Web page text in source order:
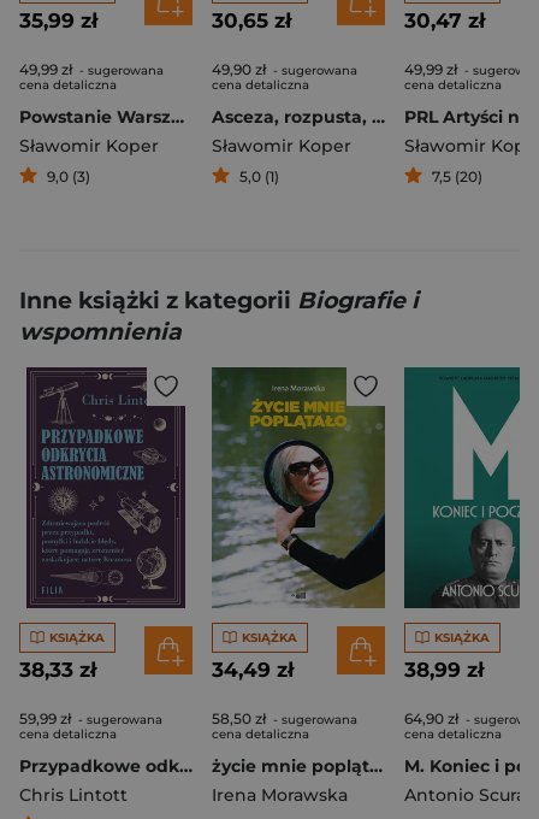
35,99 zł
49,99 zł - sugerowana
cena detaliczna
Powstanie Warszawskie. Między faktami a legendą
Sławomir Koper
9,0 (3)
30,65 zł
49,90 zł - sugerowana
cena detaliczna
Asceza, rozpusta, zbrodnia
Sławomir Koper
5,0 (1)
30,47 zł
49,99 zł -
cena detaliczna
Sławomir
7,5 (20)
Inne książki z kategorii Biografie i
wspomnienia
KSIĄŻKA
38,33 zł
59,99 zł - sugerowana
cena detaliczna
Przypadkowe odkrycia astronomiczne
Chris Lintott
KSIĄŻKA
34,49 zł
58,50 zł - sugerowana
cena detaliczna
życie mnie poplątało
Irena Morawska
KSIĄŻKA
38,99 zł
64,90 zł -
cena detaliczna
Antonio Scurati